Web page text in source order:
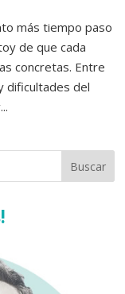
más tiempo paso
de que cada
concretas. Entre
dificultades del